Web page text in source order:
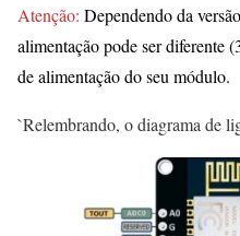
Atenção: Dependendo da
alimentação pode ser diferente
de alimentação do seu módulo.
`Relembrando, o diagrama de